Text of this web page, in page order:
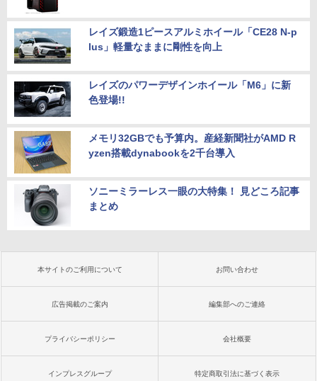
レイズ鍛造1ピースアルミホイール「CE28 N-p
lus」軽量なままに剛性を向上
レイズのパワーデザインホイール「M6」に新
色登場!!
メモリ32GBでも予算内。産経新聞社がAMD R
yzen搭載dynabookを2千台導入
ソニーミラーレス一眼の大特集！ 見どころ記事
まとめ
本サイトのご利用について お問い合わせ
広告掲載のご案内 編集部へのご連絡
プライバシーポリシー 会社概要
インプレスグループ 特定商取引法に基づく表示